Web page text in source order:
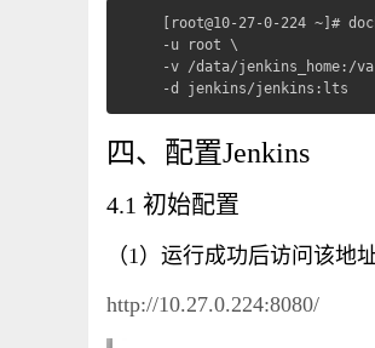
[root@10-27-0-224 ~]#
-u root \
-v /data/jenkins_home:/
-d jenkins/jenkins:lts
四、配置Jenkins
4.1 初始配置
（1）运行成功后访问该地
http://10.27.0.224:8080/